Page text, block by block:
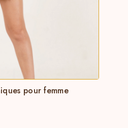
pour femme